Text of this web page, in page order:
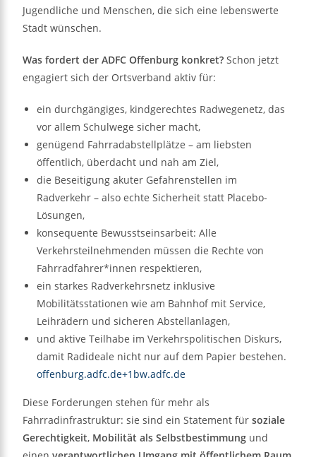
Jugendliche und Menschen, die sich eine lebenswerte
Stadt wünschen.
Was fordert der ADFC Offenburg konkret? Schon jetzt
engagiert sich der Ortsverband aktiv für:
ein durchgängiges, kindgerechtes Radwegenetz, das
vor allem Schulwege sicher macht,
genügend Fahrradabstellplätze – am liebsten
öffentlich, überdacht und nah am Ziel,
die Beseitigung akuter Gefahrenstellen im
Radverkehr – also echte Sicherheit statt Placebo-
Lösungen,
konsequente Bewusstseinsarbeit: Alle
Verkehrsteilnehmenden müssen die Rechte von
Fahrradfahrer*innen respektieren,
ein starkes Radverkehrsnetz inklusive
Mobilitätsstationen wie am Bahnhof mit Service,
Leihrädern und sicheren Abstellanlagen,
und aktive Teilhabe im Verkehrspolitischen Diskurs,
damit Radideale nicht nur auf dem Papier bestehen.
offenburg.adfc.de+1 bw.adfc.de
Diese Forderungen stehen für mehr als
Fahrradinfrastruktur: sie sind ein Statement fürsoziale
Gerechtigkeit, Mobilität als Selbstbestimmung und